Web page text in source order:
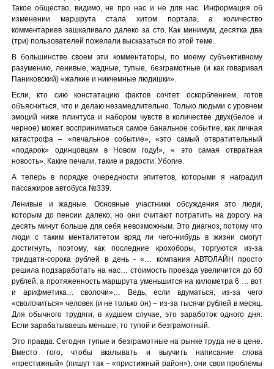
Такое общество, видимо, не про нас и не для нас. Информация об
изменении маршрута стала хитом портала, а количество
комментариев зашкаливало далеко за сто. Как минимум, десятка два
(три) пользователей пожелали высказаться по этой теме.
В большинстве своем эти комментаторы, по моему субъективному
разумению, ленивые, жадные, тупые, безграмотные (и как говаривал
Паниковский) «жалкие и никчемные людишки».
Если, кто сию констатацию фактов сочтет оскорблением, готов
объясниться, что и делаю незамедлительно. Только людьми с уровнем
эмоций ниже плинтуса и набором чувств в количестве двух(белое и
черное) может восприниматься самое банальное событие, как личная
катастрофа – «печальное событие», «это самый отвратительный
«подарок» одинцовцам в Новом году!», « это самая отвратная
новость». Какие печали, такие и радости. Убогие.
А теперь в порядке очередности эпитетов, которыми я наградил
пассажиров автобуса №339.
Ленивые и жадные. Основные участники обсуждения это люди,
которым до пенсии далеко, но они считают потратить на дорогу на
десять минут больше для себя невозможным. Это диагноз, потому что
люди с таким менталитетом вряд ли чего-нибудь в жизни смогут
достигнуть, поэтому, как последние крохоборы, торгуются из-за
тридцати-сорока рублей в день - «… компания АВТОЛАЙН просто
решила подзаработать на нас… стоимость проезда увеличится до 60
рублей, а протяженность маршрута уменьшится на километра 6 … вот
и арифметика… сволочи»… Ведь, если вдуматься, из-за чего
«сволочиться» человек (и не только он) – из-за тысячи рублей в месяц.
Для обычного трудяги, в худшем случае, это заработок одного дня.
Если зарабатываешь меньше, то тупой и безграмотный.
Это правда. Сегодня тупые и безграмотные на рынке труда не в цене.
Вместо того, чтобы вкалывать и выучить написание слова
«престижный» (пишут так – «пристижный район»), они свои проблемы